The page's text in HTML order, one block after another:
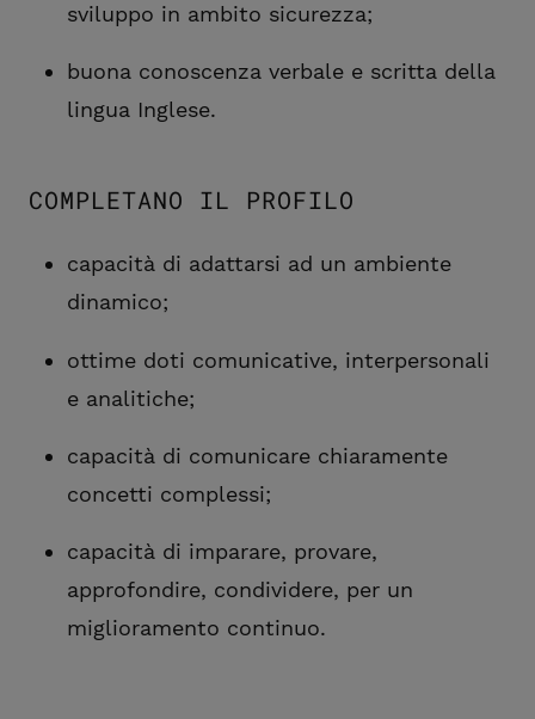
sviluppo in ambito sicurezza;
buona conoscenza verbale e scritta della
lingua Inglese.
COMPLETANO IL PROFILO
capacità di adattarsi ad un ambiente
dinamico;
ottime doti comunicative, interpersonali
e analitiche;
capacità di comunicare chiaramente
concetti complessi;
capacità di imparare, provare,
approfondire, condividere, per un
miglioramento continuo.